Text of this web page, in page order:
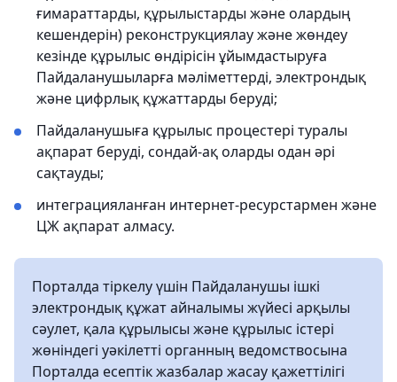
ғимараттарды, құрылыстарды және олардың
кешендерін) реконструкциялау және жөндеу
кезінде құрылыс өндірісін ұйымдастыруға
Пайдаланушыларға мәліметтерді, электрондық
және цифрлық құжаттарды беруді;
Пайдаланушыға құрылыс процестері туралы
ақпарат беруді, сондай-ақ оларды одан әрі
сақтауды;
интеграцияланған интернет-ресурстармен және
ЦЖ ақпарат алмасу.
Порталда тіркелу үшін Пайдаланушы ішкі
электрондық құжат айналымы жүйесі арқылы
сәулет, қала құрылысы және құрылыс істері
жөніндегі уәкілетті органның ведомствосына
Порталда есептік жазбалар жасау қажеттілігі